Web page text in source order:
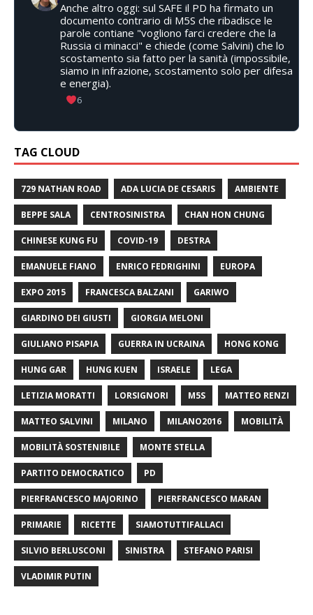
Anche altro oggi: sul SAFE il PD ha firmato un
documento contrario di M5S che ribadisce le
parole contiane "vogliono farci credere che la
Russia ci minacci" e chiede (come Salvini) che lo
scostamento sia fatto per la sanità (impossibile,
siamo in infrazione, scostamento solo per difesa
e energia).
6
TAG CLOUD
729 NATHAN ROAD ADA LUCIA DE CESARIS AMBIENTE
BEPPE SALA CENTROSINISTRA CHAN HON CHUNG
CHINESE KUNG FU COVID-19 DESTRA
EMANUELE FIANO ENRICO FEDRIGHINI EUROPA
EXPO 2015 FRANCESCA BALZANI GARIWO
GIARDINO DEI GIUSTI GIORGIA MELONI
GIULIANO PISAPIA GUERRA IN UCRAINA HONG KONG
HUNG GAR HUNG KUEN ISRAELE LEGA
LETIZIA MORATTI LORSIGNORI M5S MATTEO RENZI
MATTEO SALVINI MILANO MILANO2016 MOBILITÀ
MOBILITÀ SOSTENIBILE MONTE STELLA
PARTITO DEMOCRATICO PD
PIERFRANCESCO MAJORINO PIERFRANCESCO MARAN
PRIMARIE RICETTE SIAMOTUTTIFALLACI
SILVIO BERLUSCONI SINISTRA STEFANO PARISI
VLADIMIR PUTIN